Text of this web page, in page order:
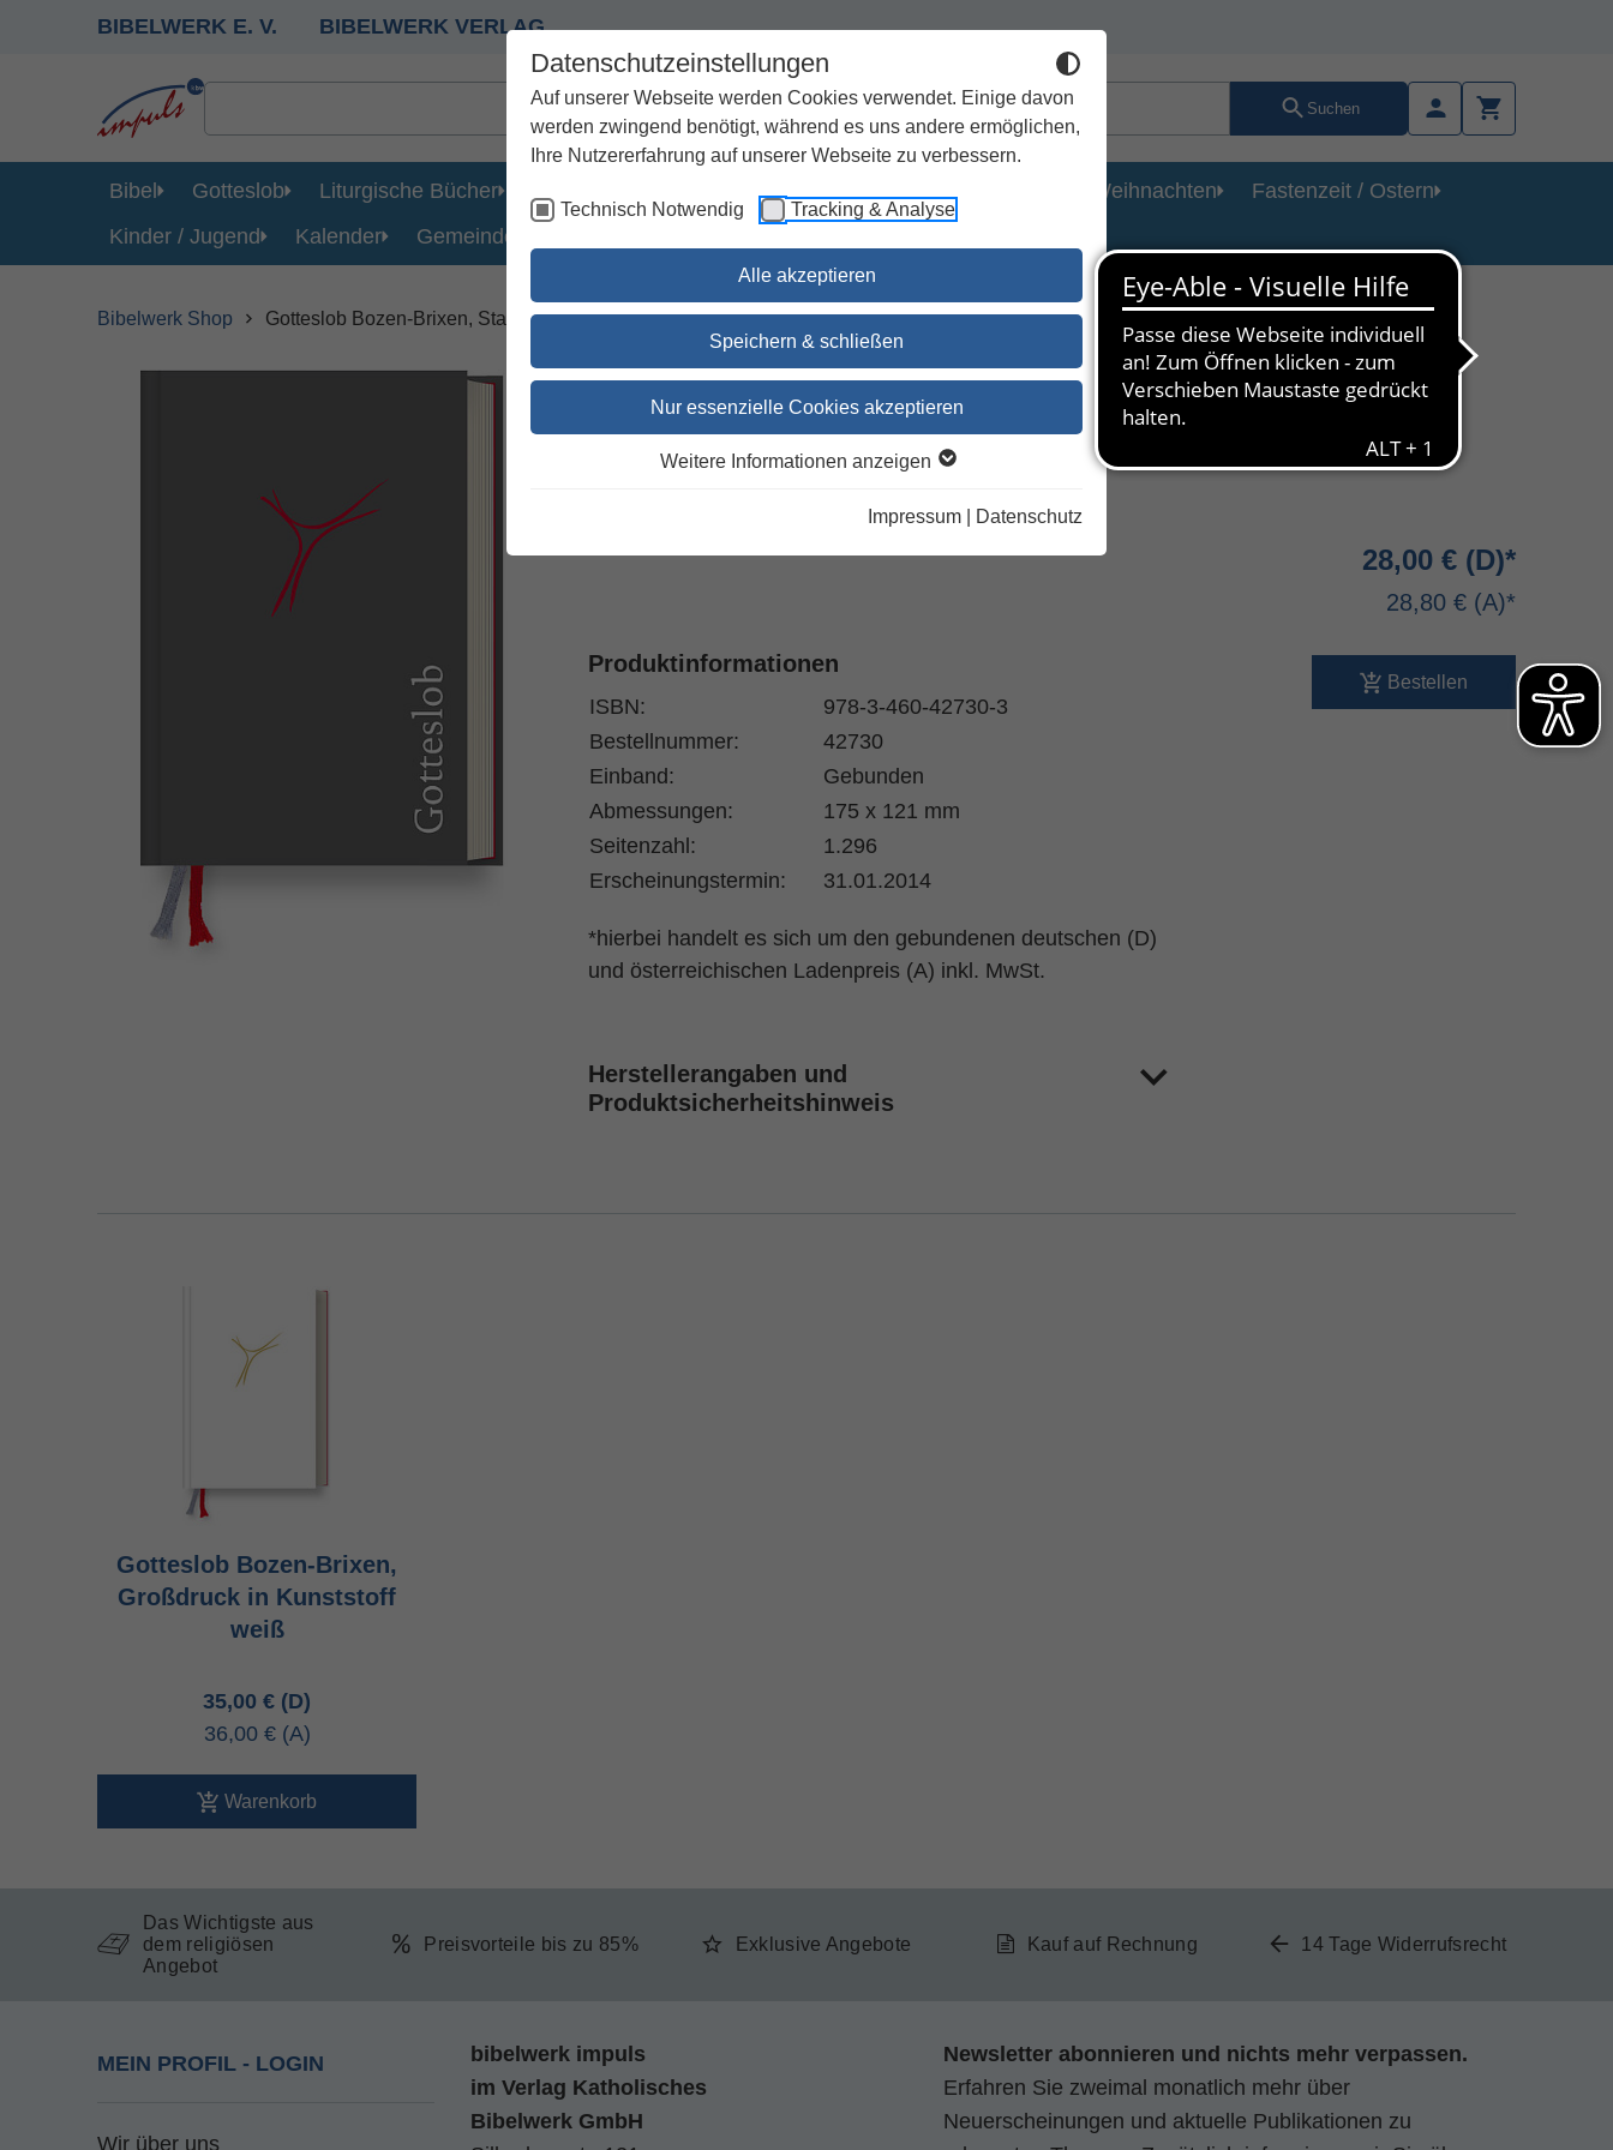
Datenschutzeinstellungen
Auf unserer Webseite werden Cookies verwendet. Einige davon
werden zwingend benötigt, während es uns andere ermöglichen,
Ihre Nutzererfahrung auf unserer Webseite zu verbessern.
Technisch Notwendig Tracking & Analyse
Alle akzeptieren
Speichern & schließen
Nur essenzielle Cookies akzeptieren
Weitere Informationen anzeigen
Impressum Datenschutz
BIBELWERK E. V. BIBELWERK VERLAG
Suchen
Bibel Gotteslob Liturgische Bücher Geschenke Kirchenjahr / Lebensweg Weihnachten
Fastenzeit / Ostern
Kinder / Jugend
Kalender Gemeinde
Bibelwerk Shop Gotteslob Bozen-Brixen, Standardausgabe in grau
Gotteslob Bozen-Brixen,
Standardausgabe in grau
lieferbar innerhalb 1-4 Werktagen
28,00 €
28,80 €
Bestellen
Produktinformationen
ISBN:
978-3-460-42730-3
Bestellnummer:
42730
Einband:
Gebunden
Abmessungen:
175 x 121 mm
Seitenzahl:
1.296
Erscheinungstermin:
31.01.2014
*hierbei handelt es sich um den gebundenen deutschen (D)
und österreichischen Ladenpreis (A) inkl. MwSt.
Herstellerangaben und
Produktsicherheitshinweis
Gotteslob Bozen-Brixen,
Großdruck in Kunststoff
weiß
35,00 €
36,00 €
Warenkorb
Das Wichtigste aus
dem religiösen
Angebot
Preisvorteile bis zu 85% Exklusive Angebote Kauf auf Rechnung 14 Tage Widerrufsrecht
MEIN PROFIL - LOGIN
Wir über uns
bibelwerk impuls
im Verlag Katholisches
Bibelwerk GmbH
Newsletter abonnieren und nichts mehr verpassen.
Erfahren Sie zweimal monatlich mehr über
Neuerscheinungen und aktuelle Publikationen zu